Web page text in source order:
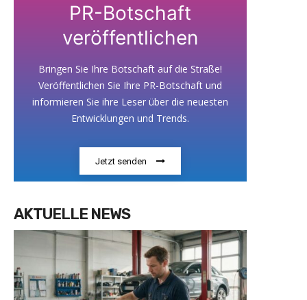
PR-Botschaft
veröffentlichen
Bringen Sie Ihre Botschaft auf die Straße!
Veröffentlichen Sie Ihre PR-Botschaft und
informieren Sie ihre Leser über die neuesten
Entwicklungen und Trends.
Jetzt senden
AKTUELLE NEWS